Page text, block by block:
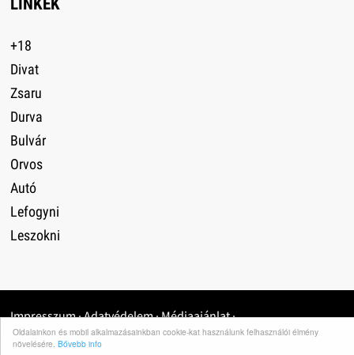
Oldalainkon és mobil alkalmazásainkban cookie-kat használunk felhasználói élmény
növelésére. Bővebb info
+18
Divat
Zsaru
Durva
Bulvár
Orvos
Autó
Lefogyni
Leszokni
Impresszum·Adatvédelem·Médiaajánlat·